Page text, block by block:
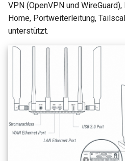
VPN (OpenVPN und
Home, Portweiterleitung,
unterstützt.